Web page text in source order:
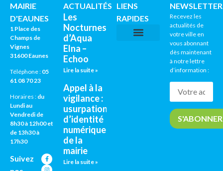
MAIRIE
D'EAUNES
1 Place des
Champs de
Vignes
31600 Eaunes
Téléphone : 05
61 08 70 23
Horaires : du
Lundi au
Vendredi de
8h30 à 12h00 et
de 13h30 à
17h30
Suivez
ACTUALITÉS
Les
Nocturnes
d’Aqua
Elna –
Echoo
Lire la suite »
Appel à la
vigilance :
usurpation
d’identité
numérique
de la
mairie
Lire la suite »
LIENS
RAPIDES
Recevez les
actualités de
votre ville en
vous abonnant
dès maintenant
à notre lettre
d’information :